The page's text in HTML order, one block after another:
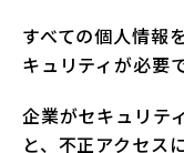
すべての個人情報
キュリティが必要で
企業がセキュリテ
と、不正アクセス